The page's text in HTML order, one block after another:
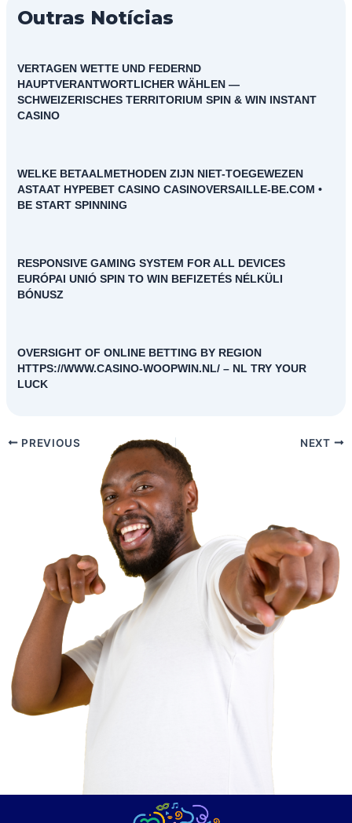
Outras Notícias
VERTAGEN WETTE UND FEDERND
HAUPTVERANTWORTLICHER WÄHLEN —
SCHWEIZERISCHES TERRITORIUM SPIN & WIN INSTANT
CASINO
WELKE BETAALMETHODEN ZIJN NIET-TOEGEWEZEN
ASTAAT HYPEBET CASINO CASINOVERSAILLE-BE.COM •
BE START SPINNING
RESPONSIVE GAMING SYSTEM FOR ALL DEVICES
EURÓPAI UNIÓ SPIN TO WIN BEFIZETÉS NÉLKÜLI
BÓNUSZ
OVERSIGHT OF ONLINE BETTING BY REGION
HTTPS://WWW.CASINO-WOOPWIN.NL/ – NL TRY YOUR
LUCK
PREVIOUS NEXT